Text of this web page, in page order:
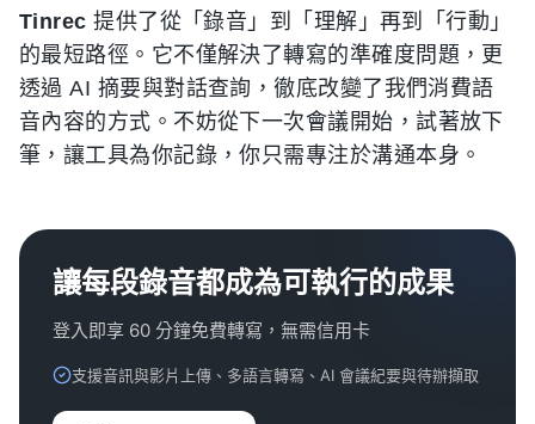
Tinrec 提供了從「錄音」到「理解」再到「行動」
的最短路徑。它不僅解決了轉寫的準確度問題，更
透過 AI 摘要與對話查詢，徹底改變了我們消費語
音內容的方式。不妨從下一次會議開始，試著放下
筆，讓工具為你記錄，你只需專注於溝通本身。
讓每段錄音都成為可執行的成果
登入即享 60 分鐘免費轉寫，無需信用卡
支援音訊與影片上傳、多語言轉寫、AI 會議紀要與待辦擷取